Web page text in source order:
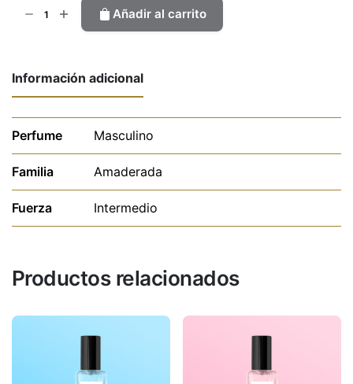
Añadir al carrito
Información adicional
Perfume Masculino
Familia Amaderada
Fuerza Intermedio
Productos relacionados